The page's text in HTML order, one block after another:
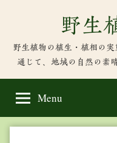
content
野生
野生植物の植生・植相の
通じて、地域の自然の素
Menu